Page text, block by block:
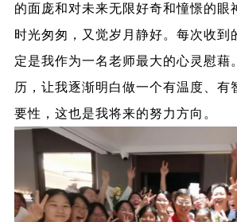
的面庞和对未来无限好奇和憧憬的眼
时光匆匆，又觉岁月静好。每次收到
定是我作为一名老师最大的心灵慰藉
历，让我逐渐明白做一个有温度、有
要性，这也是我将来的努力方向。